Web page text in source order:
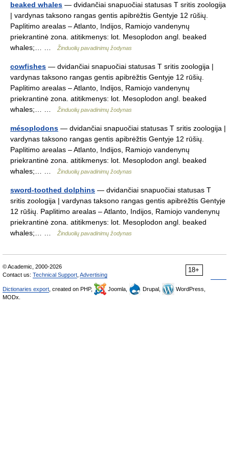
beaked whales — dvidančiai snapuočiai statusas T sritis zoologija
| vardynas taksono rangas gentis apibrėžtis Gentyje 12 rūšių.
Paplitimo arealas – Atlanto, Indijos, Ramiojo vandenynų
priekrantinė zona. atitikmenys: lot. Mesoplodon angl. beaked
whales;… …
Žinduolių pavadinimų žodynas
cowfishes — dvidančiai snapuočiai statusas T sritis zoologija |
vardynas taksono rangas gentis apibrėžtis Gentyje 12 rūšių.
Paplitimo arealas – Atlanto, Indijos, Ramiojo vandenynų
priekrantinė zona. atitikmenys: lot. Mesoplodon angl. beaked
whales;… …
Žinduolių pavadinimų žodynas
mésoplodons — dvidančiai snapuočiai statusas T sritis zoologija |
vardynas taksono rangas gentis apibrėžtis Gentyje 12 rūšių.
Paplitimo arealas – Atlanto, Indijos, Ramiojo vandenynų
priekrantinė zona. atitikmenys: lot. Mesoplodon angl. beaked
whales;… …
Žinduolių pavadinimų žodynas
sword-toothed dolphins — dvidančiai snapuočiai statusas T
sritis zoologija | vardynas taksono rangas gentis apibrėžtis Gentyje
12 rūšių. Paplitimo arealas – Atlanto, Indijos, Ramiojo vandenynų
priekrantinė zona. atitikmenys: lot. Mesoplodon angl. beaked
whales;… …
Žinduolių pavadinimų žodynas
18+
© Academic, 2000-2026
Contact us: Technical Support Advertising
Dictionaries export , created on PHP, Joomla, Drupal,
WordPress,
MODx.